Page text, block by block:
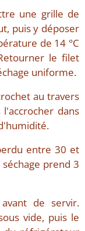
une grille de
puis y déposer
de 14 °C
le filet
uniforme.
au travers
dans
entre 30 et
prend 3
de servir.
vide, puis le